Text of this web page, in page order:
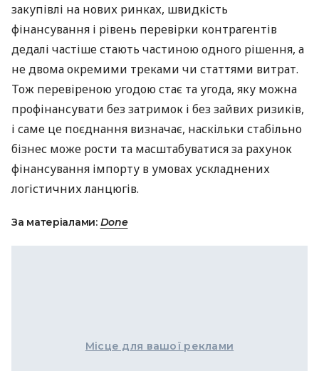
закупівлі на нових ринках, швидкість
фінансування і рівень перевірки контрагентів
дедалі частіше стають частиною одного рішення, а
не двома окремими треками чи статтями витрат.
Тож перевіреною угодою стає та угода, яку можна
профінансувати без затримок і без зайвих ризиків,
і саме це поєднання визначає, наскільки стабільно
бізнес може рости та масштабуватися за рахунок
фінансування імпорту в умовах ускладнених
логістичних ланцюгів.
За матеріалами: Done
Місце для вашої реклами